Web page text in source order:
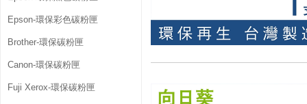
Epson-環保彩色碳粉匣
Brother-環保碳粉匣
Canon-環保碳粉匣
Fuji Xerox-環保碳粉匣